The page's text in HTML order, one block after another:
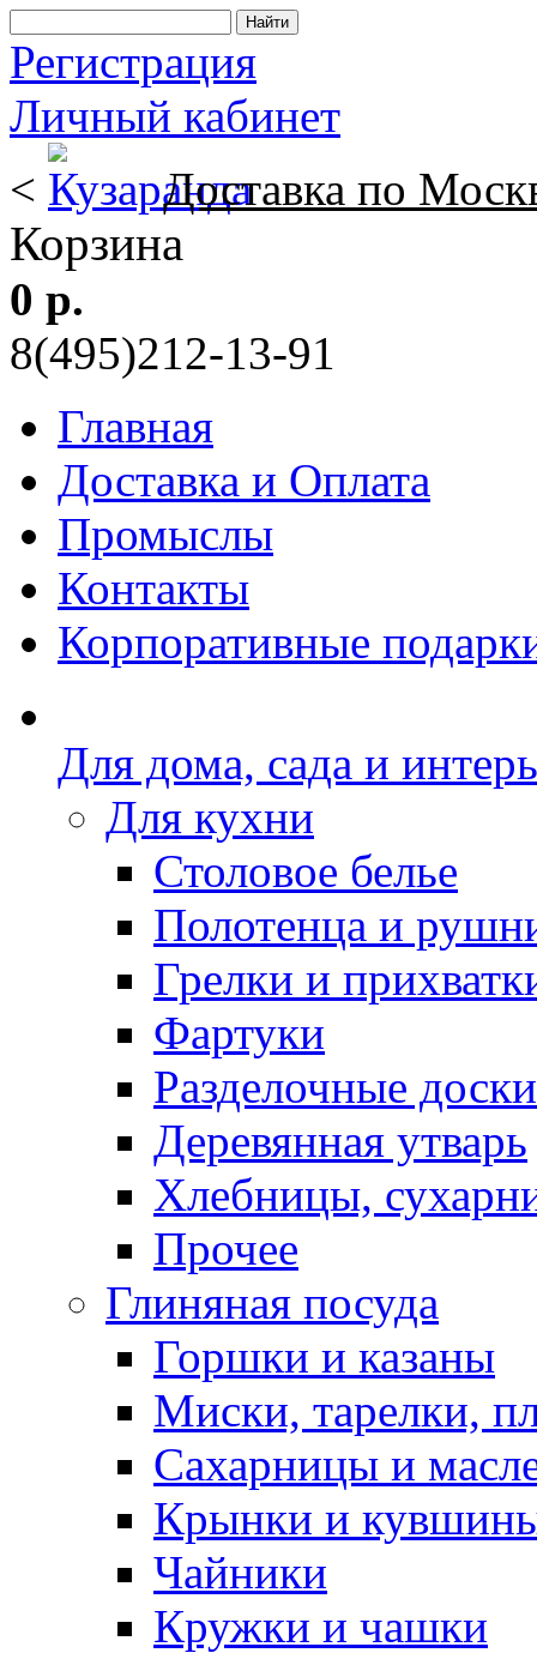
Регистрация
Личный кабинет
<
Доставка по
Корзина
0 р.
8(495)212-13-91
Главная
Доставка и Оплата
Промыслы
Контакты
Корпоративные
Для дома, сада и
Для кухни
Столовое белье
Полотенца и
Грелки и
Фартуки
Разделочные доски
Деревянная утварь
Хлебницы,
Прочее
Глиняная посуда
Горшки и казаны
Миски, тарелки,
Сахарницы и
Крынки и
Чайники
Кружки и чашки